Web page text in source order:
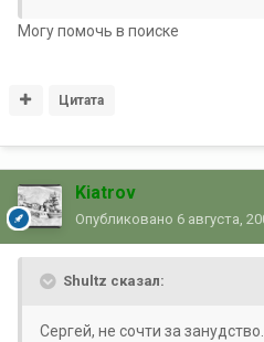
Могу помочь в поиске
Цитата
Kiatrov
Опубликовано 6 августа,
Shultz сказал:
Сергей, не сочти за занудство.